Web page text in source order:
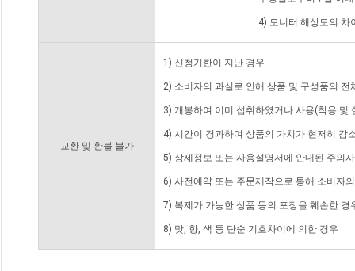
4) 모니터 해상도의 차
교환 및 환불 불가
1) 신청기한이 지난 경우
2) 소비자의 과실로 인해 상품 및 구성품의
3) 개봉하여 이미 섭취하였거나 사용(착용 및
4) 시간이 경과하여 상품의 가치가 현저히 감
5) 상세정보 또는 사용설명서에 안내된 주의
6) 사전예약 또는 주문제작으로 통해 소비자
7) 복제가 가능한 상품 등의 포장을 훼손한 경
8) 맛, 향, 색 등 단순 기호차이에 의한 경우